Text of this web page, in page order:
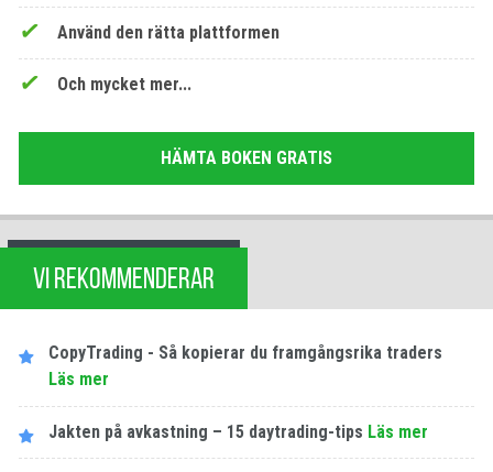
Använd den rätta plattformen
Och mycket mer...
HÄMTA BOKEN GRATIS
VI REKOMMENDERAR
CopyTrading - Så kopierar du framgångsrika traders
Läs mer
Jakten på avkastning – 15 daytrading-tips Läs mer